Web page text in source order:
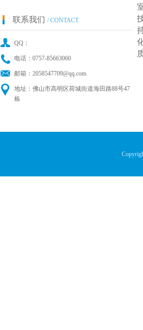
联系我们 / CONTACT
QQ：
电话：0757-85663060
邮箱：2058547709@qq.com
地址：佛山市高明区荷城街道海田路88号47
栋